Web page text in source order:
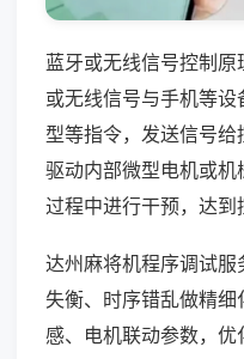
蓝牙或无线信号控制
或无线信号与手机等
型等指令，发送信号
驱动内部微型电机或
过程中进行干预，达到
达州麻将机程序调试
失衡、时序错乱做精
感、电机联动参数，